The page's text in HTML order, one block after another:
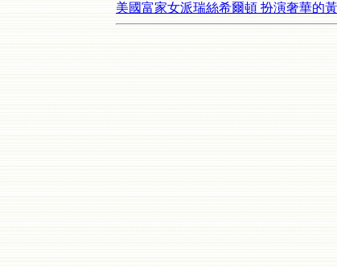
美國富家女派瑞絲希爾頓 扮演奢華的